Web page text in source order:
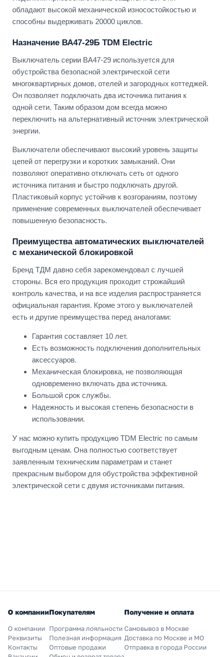
обладают высокой механической износостойкостью и
способны выдерживать 20000 циклов.
Назначение ВА47-29Б TDM Electric
Выключатель серии ВА47-29 используется для
обустройства безопасной электрической сети
многоквартирных домов, отелей и загородных коттеджей.
Он позволяет подключать два источника питания к
одной сети. Таким образом дом всегда можно
переключить на альтернативный источник электрической
энергии.
Выключатели обеспечивают высокий уровень защиты
цепей от перегрузки и коротких замыканий. Они
позволяют оперативно отключать сеть от одного
источника питания и быстро подключать другой.
Пластиковый корпус устойчив к возгораниям, поэтому
применение современных выключателей обеспечивает
повышенную безопасность.
Преимущества автоматических выключателей
с механической блокировкой
Бренд ТДМ давно себя зарекомендовал с лучшей
стороны. Вся его продукция проходит строжайший
контроль качества, и на все изделия распространяется
официальная гарантия. Кроме этого у выключателей
есть и другие преимущества перед аналогами:
Гарантия составляет 10 лет.
Есть возможность подключения дополнительных
аксессуаров.
Механическая блокировка, не позволяющая
одновременно включать два источника.
Большой срок службы.
Надежность и высокая степень безопасности в
использовании.
У нас можно купить продукцию TDM Electric по самым
выгодным ценам. Она полностью соответствует
заявленным техническим параметрам и станет
прекрасным выбором для обустройства эффективной
электрической сети с двумя источниками питания.
О компании
О компании
Реквизиты
Контакты
Покупателям
Программа лояльности
Полезная информация
Оптовые продажи
Получение и оплата
Самовывоз в Москве
Доставка по Москве и МО
Отправка в города России